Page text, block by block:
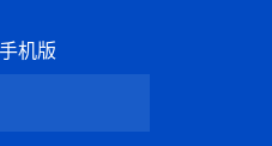
手机版